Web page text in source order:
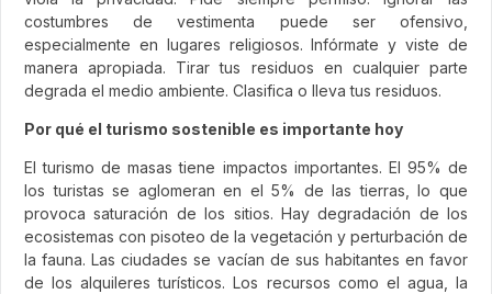
costumbres de vestimenta puede ser ofensivo,
especialmente en lugares religiosos. Infórmate y viste de
manera apropiada. Tirar tus residuos en cualquier parte
degrada el medio ambiente. Clasifica o lleva tus residuos.
Por qué el turismo sostenible es importante hoy
El turismo de masas tiene impactos importantes. El 95% de
los turistas se aglomeran en el 5% de las tierras, lo que
provoca saturación de los sitios. Hay degradación de los
ecosistemas con pisoteo de la vegetación y perturbación de
la fauna. Las ciudades se vacían de sus habitantes en favor
de los alquileres turísticos. Los recursos como el agua, la